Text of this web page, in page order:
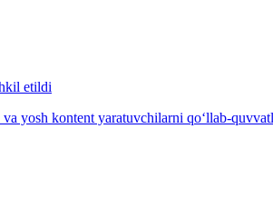
etildi
yosh kontent yaratuvchilarni qo‘llab-